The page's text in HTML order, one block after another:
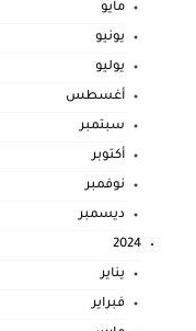
مايو
يونيو
يوليو
أغسطس
سبتمبر
أكتوبر
نوفمبر
ديسمبر
2024
يناير
فبراير